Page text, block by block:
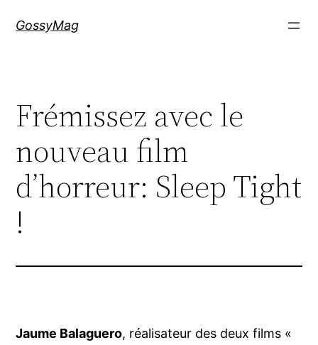
GossyMag
Frémissez avec le
nouveau film
d’horreur: Sleep Tight
!
Jaume Balaguero, réalisateur des deux films «